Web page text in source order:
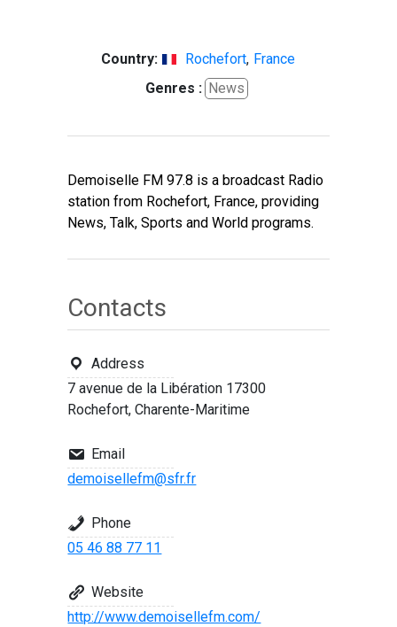
Country: Rochefort, France
Genres : News
Demoiselle FM 97.8 is a broadcast Radio
station from Rochefort, France, providing
News, Talk, Sports and World programs.
Contacts
Address
7 avenue de la Libération 17300
Rochefort, Charente-Maritime
Email
demoisellefm@sfr.fr
Phone
05 46 88 77 11
Website
http://www.demoisellefm.com/